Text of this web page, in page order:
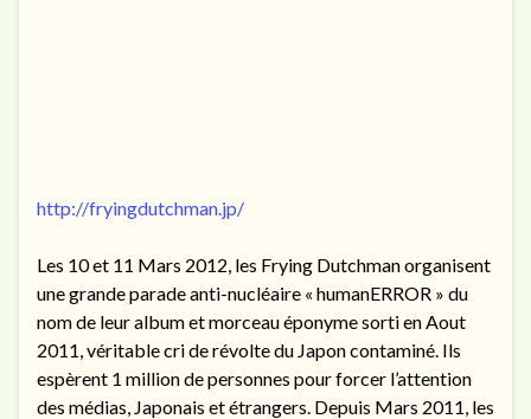
http://fryingdutchman.jp/
Les 10 et 11 Mars 2012, les Frying Dutchman organisent
une grande parade anti-nucléaire « humanERROR » du
nom de leur album et morceau éponyme sorti en Aout
2011, véritable cri de révolte du Japon contaminé. Ils
espèrent 1 million de personnes pour forcer l’attention
des médias, Japonais et étrangers. Depuis Mars 2011, les